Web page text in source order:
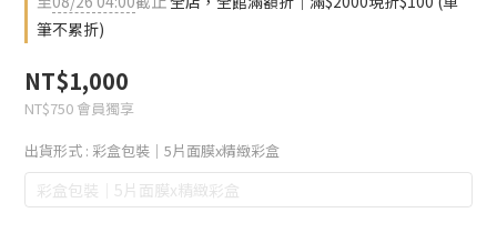
筆不累折)
NT$1,000
NT$750 會員獨享
出貨形式 : 彩盒包裝｜5片面膜x精緻彩盒
彩盒包裝｜5片面膜x精緻彩盒